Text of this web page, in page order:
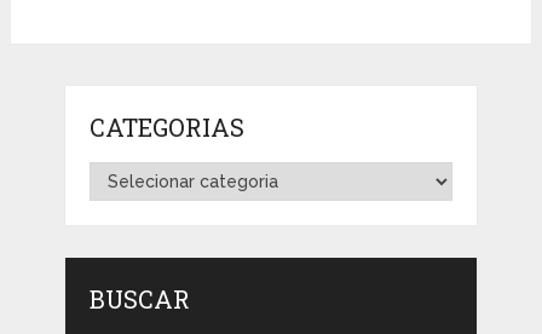
CATEGORIAS
Categorias
BUSCAR